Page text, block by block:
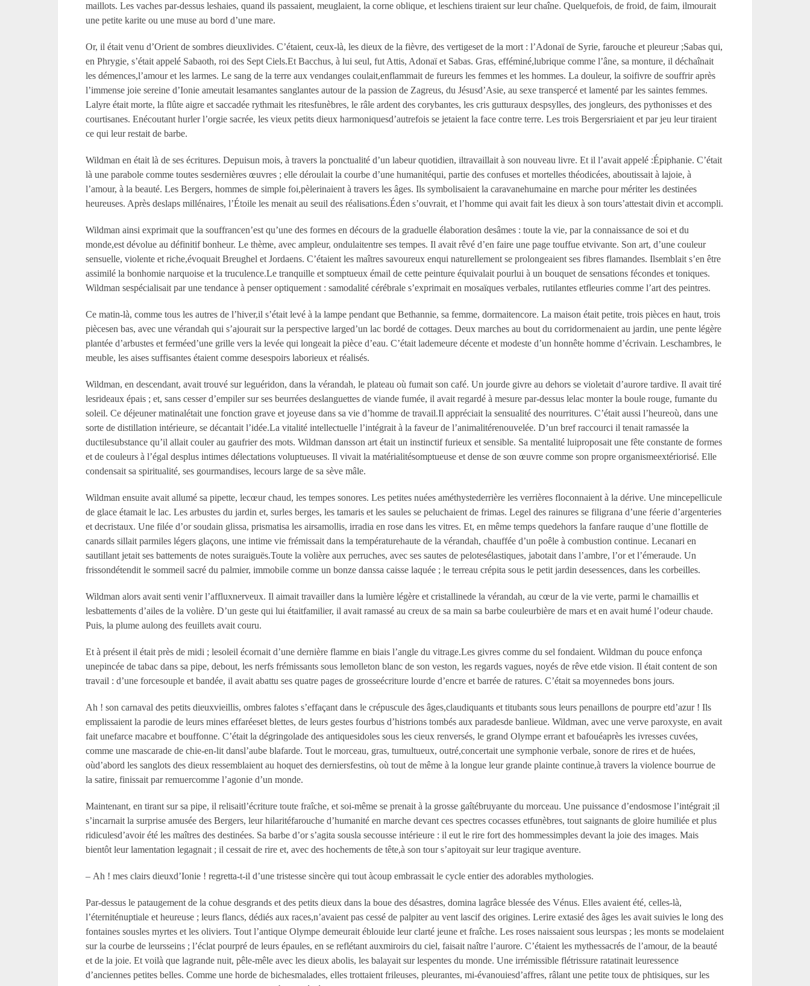
maillots. Les vaches par-dessus leshaies, quand ils passaient, meuglaient, la corne oblique, et leschiens tiraient sur leur chaîne. Quelquefois, de froid, de faim, ilmourait
une petite karite ou une muse au bord d’une mare.
Or, il était venu d’Orient de sombres dieuxlivides. C’étaient, ceux-là, les dieux de la fièvre, des vertigeset de la mort : l’Adonaï de Syrie, farouche et pleureur ;Sabas qui,
en Phrygie, s’était appelé Sabaoth, roi des Sept Ciels.Et Bacchus, à lui seul, fut Attis, Adonaï et Sabas. Gras, efféminé,lubrique comme l’âne, sa monture, il déchaînait
les démences,l’amour et les larmes. Le sang de la terre aux vendanges coulait,enflammait de fureurs les femmes et les hommes. La douleur, la soifivre de souffrir après
l’immense joie sereine d’Ionie ameutait lesamantes sanglantes autour de la passion de Zagreus, du Jésusd’Asie, au sexe transpercé et lamenté par les saintes femmes.
Lalyre était morte, la flûte aigre et saccadée rythmait les ritesfunèbres, le râle ardent des corybantes, les cris gutturaux despsylles, des jongleurs, des pythonisses et des
courtisanes. Enécoutant hurler l’orgie sacrée, les vieux petits dieux harmoniquesd’autrefois se jetaient la face contre terre. Les trois Bergersriaient et par jeu leur tiraient
ce qui leur restait de barbe.
Wildman en était là de ses écritures. Depuisun mois, à travers la ponctualité d’un labeur quotidien, iltravaillait à son nouveau livre. Et il l’avait appelé :Épiphanie. C’était
là une parabole comme toutes sesdernières œuvres ; elle déroulait la courbe d’une humanitéqui, partie des confuses et mortelles théodicées, aboutissait à lajoie, à
l’amour, à la beauté. Les Bergers, hommes de simple foi,pèlerinaient à travers les âges. Ils symbolisaient la caravanehumaine en marche pour mériter les destinées
heureuses. Après deslaps millénaires, l’Étoile les menait au seuil des réalisations.Éden s’ouvrait, et l’homme qui avait fait les dieux à son tours’attestait divin et accompli.
Wildman ainsi exprimait que la souffrancen’est qu’une des formes en décours de la graduelle élaboration desâmes : toute la vie, par la connaissance de soi et du
monde,est dévolue au définitif bonheur. Le thème, avec ampleur, ondulaitentre ses tempes. Il avait rêvé d’en faire une page touffue etvivante. Son art, d’une couleur
sensuelle, violente et riche,évoquait Breughel et Jordaens. C’étaient les maîtres savoureux enqui naturellement se prolongeaient ses fibres flamandes. Ilsemblait s’en être
assimilé la bonhomie narquoise et la truculence.Le tranquille et somptueux émail de cette peinture équivalait pourlui à un bouquet de sensations fécondes et toniques.
Wildman sespécialisait par une tendance à penser optiquement : samodalité cérébrale s’exprimait en mosaïques verbales, rutilantes etfleuries comme l’art des peintres.
Ce matin-là, comme tous les autres de l’hiver,il s’était levé à la lampe pendant que Bethannie, sa femme, dormaitencore. La maison était petite, trois pièces en haut, trois
piècesen bas, avec une vérandah qui s’ajourait sur la perspective larged’un lac bordé de cottages. Deux marches au bout du corridormenaient au jardin, une pente légère
plantée d’arbustes et ferméed’une grille vers la levée qui longeait la pièce d’eau. C’était lademeure décente et modeste d’un honnête homme d’écrivain. Leschambres, le
meuble, les aises suffisantes étaient comme desespoirs laborieux et réalisés.
Wildman, en descendant, avait trouvé sur leguéridon, dans la vérandah, le plateau où fumait son café. Un jourde givre au dehors se violetait d’aurore tardive. Il avait tiré
lesrideaux épais ; et, sans cesser d’empiler sur ses beurrées deslanguettes de viande fumée, il avait regardé à mesure par-dessus lelac monter la boule rouge, fumante du
soleil. Ce déjeuner matinalétait une fonction grave et joyeuse dans sa vie d’homme de travail.Il appréciait la sensualité des nourritures. C’était aussi l’heureoù, dans une
sorte de distillation intérieure, se décantait l’idée.La vitalité intellectuelle l’intégrait à la faveur de l’animalitérenouvelée. D’un bref raccourci il tenait ramassée la
ductilesubstance qu’il allait couler au gaufrier des mots. Wildman dansson art était un instinctif furieux et sensible. Sa mentalité luiproposait une fête constante de formes
et de couleurs à l’égal desplus intimes délectations voluptueuses. Il vivait la matérialitésomptueuse et dense de son œuvre comme son propre organismeextériorisé. Elle
condensait sa spiritualité, ses gourmandises, lecours large de sa sève mâle.
Wildman ensuite avait allumé sa pipette, lecœur chaud, les tempes sonores. Les petites nuées améthystederrière les verrières floconnaient à la dérive. Une mincepellicule
de glace étamait le lac. Les arbustes du jardin et, surles berges, les tamaris et les saules se peluchaient de frimas. Legel des rainures se filigrana d’une féerie d’argenteries
et decristaux. Une filée d’or soudain glissa, prismatisa les airsamollis, irradia en rose dans les vitres. Et, en même temps quedehors la fanfare rauque d’une flottille de
canards sillait parmiles légers glaçons, une intime vie frémissait dans la températurehaute de la vérandah, chauffée d’un poêle à combustion continue. Lecanari en
sautillant jetait ses battements de notes suraiguës.Toute la volière aux perruches, avec ses sautes de pelotesélastiques, jabotait dans l’ambre, l’or et l’émeraude. Un
frissondétendit le sommeil sacré du palmier, immobile comme un bonze danssa caisse laquée ; le terreau crépita sous le petit jardin desessences, dans les corbeilles.
Wildman alors avait senti venir l’affluxnerveux. Il aimait travailler dans la lumière légère et cristallinede la vérandah, au cœur de la vie verte, parmi le chamaillis et
lesbattements d’ailes de la volière. D’un geste qui lui étaitfamilier, il avait ramassé au creux de sa main sa barbe couleurbière de mars et en avait humé l’odeur chaude.
Puis, la plume aulong des feuillets avait couru.
Et à présent il était près de midi ; lesoleil écornait d’une dernière flamme en biais l’angle du vitrage.Les givres comme du sel fondaient. Wildman du pouce enfonça
unepincée de tabac dans sa pipe, debout, les nerfs frémissants sous lemolleton blanc de son veston, les regards vagues, noyés de rêve etde vision. Il était content de son
travail : d’une forcesouple et bandée, il avait abattu ses quatre pages de grosseécriture lourde d’encre et barrée de ratures. C’était sa moyennedes bons jours.
Ah ! son carnaval des petits dieuxvieillis, ombres falotes s’effaçant dans le crépuscule des âges,claudiquants et titubants sous leurs penaillons de pourpre etd’azur ! Ils
emplissaient la parodie de leurs mines effaréeset blettes, de leurs gestes fourbus d’histrions tombés aux paradesde banlieue. Wildman, avec une verve paroxyste, en avait
fait unefarce macabre et bouffonne. C’était la dégringolade des antiquesidoles sous les cieux renversés, le grand Olympe errant et bafouéaprès les ivresses cuvées,
comme une mascarade de chie-en-lit dansl’aube blafarde. Tout le morceau, gras, tumultueux, outré,concertait une symphonie verbale, sonore de rires et de huées,
oùd’abord les sanglots des dieux ressemblaient au hoquet des derniersfestins, où tout de même à la longue leur grande plainte continue,à travers la violence bourrue de
la satire, finissait par remuercomme l’agonie d’un monde.
Maintenant, en tirant sur sa pipe, il relisaitl’écriture toute fraîche, et soi-même se prenait à la grosse gaîtébruyante du morceau. Une puissance d’endosmose l’intégrait ;il
s’incarnait la surprise amusée des Bergers, leur hilaritéfarouche d’humanité en marche devant ces spectres cocasses etfunèbres, tout saignants de gloire humiliée et plus
ridiculesd’avoir été les maîtres des destinées. Sa barbe d’or s’agita sousla secousse intérieure : il eut le rire fort des hommessimples devant la joie des images. Mais
bientôt leur lamentation legagnait ; il cessait de rire et, avec des hochements de tête,à son tour s’apitoyait sur leur tragique aventure.
– Ah ! mes clairs dieuxd’Ionie ! regretta-t-il d’une tristesse sincère qui tout àcoup embrassait le cycle entier des adorables mythologies.
Par-dessus le pataugement de la cohue desgrands et des petits dieux dans la boue des désastres, domina lagrâce blessée des Vénus. Elles avaient été, celles-là,
l’éterniténuptiale et heureuse ; leurs flancs, dédiés aux races,n’avaient pas cessé de palpiter au vent lascif des origines. Lerire extasié des âges les avait suivies le long des
fontaines sousles myrtes et les oliviers. Tout l’antique Olympe demeurait éblouide leur clarté jeune et fraîche. Les roses naissaient sous leurspas ; les monts se modelaient
sur la courbe de leursseins ; l’éclat pourpré de leurs épaules, en se reflétant auxmiroirs du ciel, faisait naître l’aurore. C’étaient les mythessacrés de l’amour, de la beauté
et de la joie. Et voilà que lagrande nuit, pêle-mêle avec les dieux abolis, les balayait sur lespentes du monde. Une irrémissible flétrissure ratatinait leuressence
d’anciennes petites belles. Comme une horde de bichesmalades, elles trottaient frileuses, pleurantes, mi-évanouiesd’affres, râlant une petite toux de phtisiques, sur les